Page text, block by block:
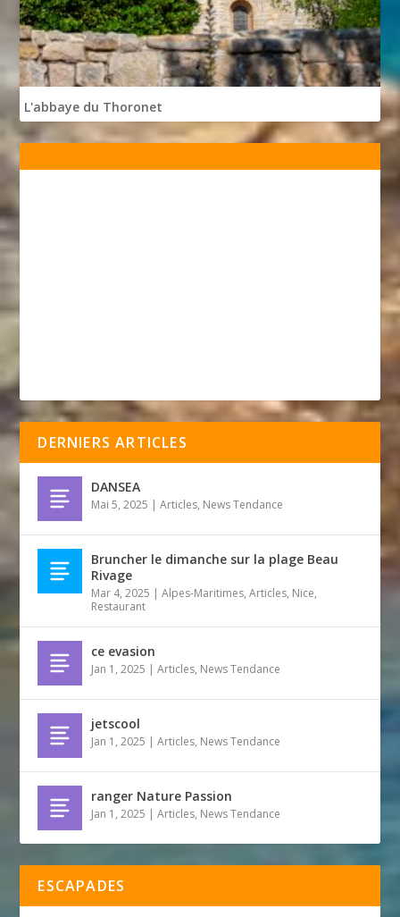
L'abbaye du Thoronet
DERNIERS ARTICLES
DANSEA
Mai 5, 2025 |Articles, News Tendance
Bruncher le dimanche sur la plage Beau
Rivage
Mar 4, 2025 |Alpes-Maritimes,Articles, Nice,
Restaurant
ce evasion
Jan 1, 2025 |Articles, News Tendance
jetscool
Jan 1, 2025 |Articles, News Tendance
ranger Nature Passion
Jan 1, 2025 |Articles, News Tendance
ESCAPADES